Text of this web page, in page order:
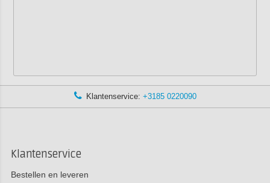
Klantenservice: +3185 0220090
Klantenservice
Bestellen en leveren